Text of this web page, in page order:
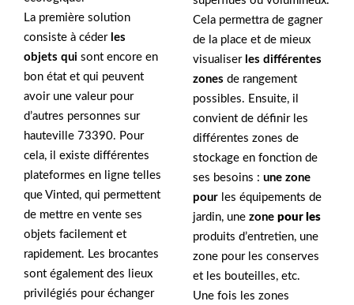
La première solution
consiste à céder les
objets qui sont encore en
bon état et qui peuvent
avoir une valeur pour
d’autres personnes sur
hauteville 73390. Pour
cela, il existe différentes
plateformes en ligne telles
que Vinted, qui permettent
de mettre en vente ses
objets facilement et
rapidement. Les brocantes
sont également des lieux
privilégiés pour échanger
Cela permettra de gagner
de la place et de mieux
visualiser les différentes
zones de rangement
possibles. Ensuite, il
convient de définir les
différentes zones de
stockage en fonction de
ses besoins : une zone
pour les équipements de
jardin, une zone pour les
produits d’entretien, une
zone pour les conserves
et les bouteilles, etc.
Une fois les zones